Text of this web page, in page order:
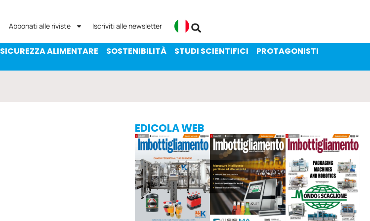
Abbonati alle riviste Iscriviti alle newsletter
SICUREZZA ALIMENTARE SOSTENIBILITÀ STUDI SCIENTIFICI
PROTAGONISTI
EDICOLA WEB